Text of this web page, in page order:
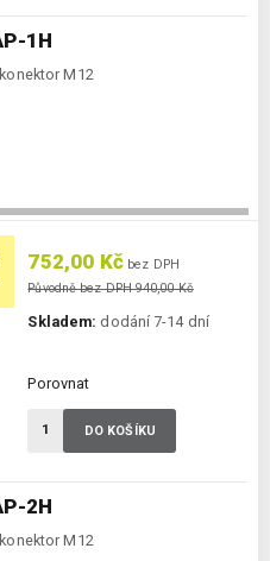
1H
M12
2H
M12
752,00 Kč bez DPH
Původně bez DPH 940,00 Kč
Skladem: dodání 7-14 dní
Porovnat
DO KOŠÍKU